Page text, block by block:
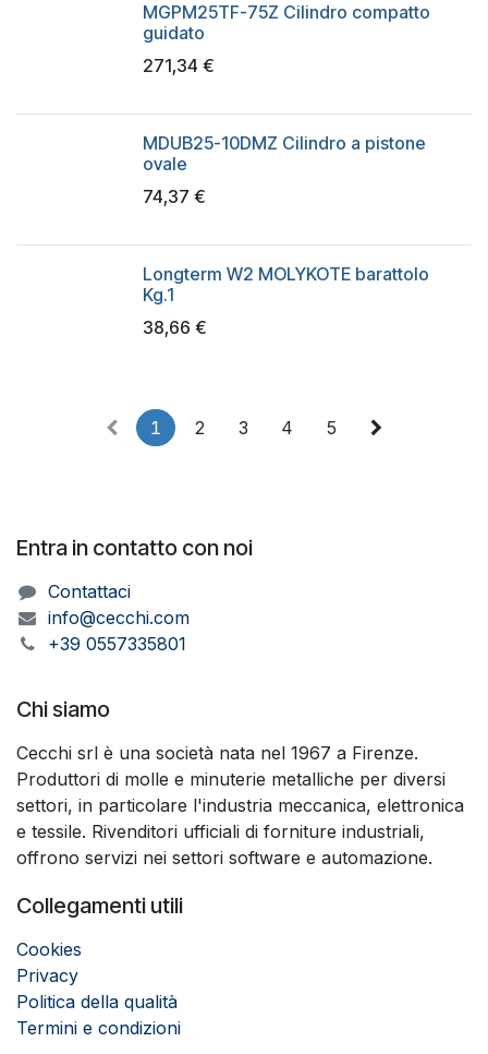
MGPM25TF-75Z Cilindro compatto
guidato
271,34 €
MDUB25-10DMZ Cilindro a pistone
ovale
74,37 €
Longterm W2 MOLYKOTE barattolo
Kg.1
38,66 €
1 2 3 4 5
Entra in contatto con noi
Contattaci
info@cecchi.com
+39 0557335801
Chi siamo
Cecchi srl è una società nata nel 1967 a Firenze.
Produttori di molle e minuterie metalliche per diversi
settori, in particolare l'industria meccanica, elettronica
e tessile. Rivenditori ufficiali di forniture industriali,
offrono servizi nei settori software e automazione.
Collegamenti utili
Cookies
Privacy
Politica della qualità
Termini e condizioni